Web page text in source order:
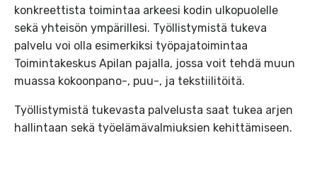
konkreettista toimintaa arkeesi kodin ulkopuolelle
sekä yhteisön ympärillesi. Työllistymistä tukeva
palvelu voi olla esimerkiksi työpajatoimintaa
Toimintakeskus Apilan pajalla, jossa voit tehdä muun
muassa kokoonpano-, puu-, ja tekstiilitöitä.
Työllistymistä tukevasta palvelusta saat tukea arjen
hallintaan sekä työelämävalmiuksien kehittämiseen.